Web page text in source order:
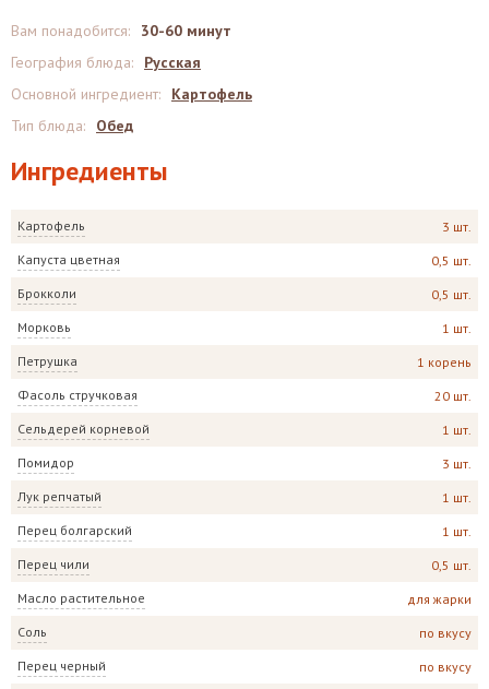
Ингредиенты
Картофель 3 шт.
Капуста цветная 0,5 шт.
Брокколи 0,5 шт.
Морковь 1 шт.
Петрушка 1 корень
Фасоль стручковая 20 шт.
Сельдерей корневой 1 шт.
Помидор 3 шт.
Лук репчатый 1 шт.
Перец болгарский 1 шт.
Перец чили 0,5 шт.
Масло растительное для жарки
Соль по вкусу
Перец черный по вкусу
Вам понадобится:
30-60 минут
География блюда:
Русская
Основной ингредиент:
Картофель
Тип блюда: Обед